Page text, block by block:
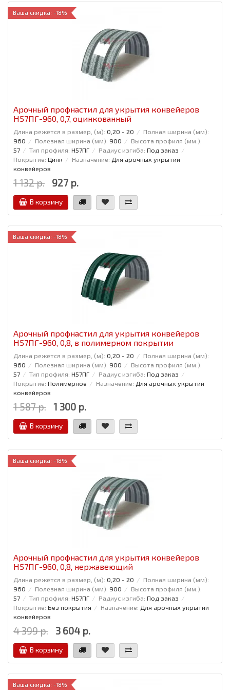
Ваша скидка: -18%
Арочный профнастил для укрытия конвейеров
Н57ПГ-960, 0,7, оцинкованный
Длина режется в размер, (м): 0,20 - 20
Полная ширина (мм):
960
Полезная ширина (мм): 900
Высота профиля (мм.):
57
Тип профиля: Н57ПГ Радиус изгиба: Под заказ
Покрытие: Цинк Назначение: Для арочных укрытий
конвейеров
1 132 р. 927 р.
В корзину
Ваша скидка: -18%
Арочный профнастил для укрытия конвейеров
Н57ПГ-960, 0,8, в полимерном покрытии
Длина режется в размер, (м): 0,20 - 20
Полная ширина (мм):
960
Полезная ширина (мм): 900
Высота профиля (мм.):
57
Тип профиля: Н57ПГ Радиус изгиба: Под заказ
Покрытие: Полимерное Назначение: Для арочных укрытий
конвейеров
1 587 р. 1 300 р.
В корзину
Ваша скидка: -18%
Арочный профнастил для укрытия конвейеров
Н57ПГ-960, 0,8, нержавеющий
Длина режется в размер, (м): 0,20 - 20
Полная ширина (мм):
960
Полезная ширина (мм): 900
Высота профиля (мм.):
57
Тип профиля: Н57ПГ Радиус изгиба: Под заказ
Покрытие: Без покрытия Назначение: Для арочных укрытий
конвейеров
4 399 р. 3 604 р.
В корзину
Ваша скидка: -18%